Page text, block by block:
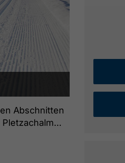
Abschnitten